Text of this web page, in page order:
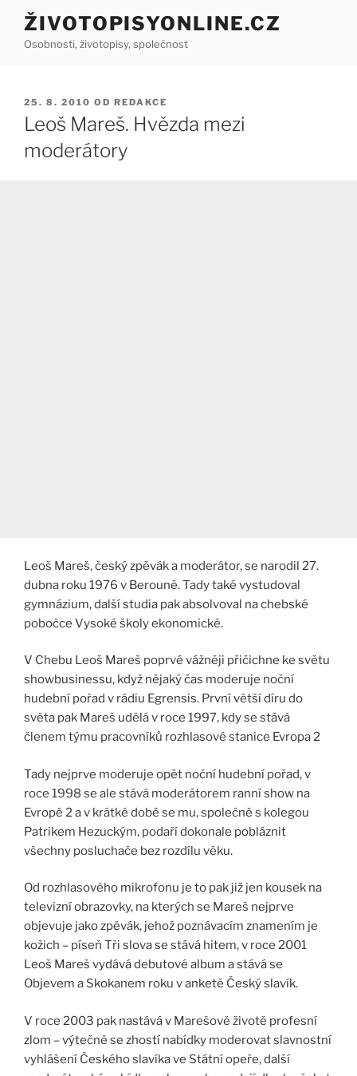
Přejít
obsahu
ŽIVOTOPISYONLINE.CZ
Osobnosti, životopisy, společnost
PUBLIKOVÁNO
25. 8. 2010 OD REDAKCE
Leoš Mareš. Hvězda mezi
moderátory
Leoš Mareš, český zpěvák a moderátor, se narodil 27.
dubna roku 1976 v Berouně. Tady také vystudoval
gymnázium, další studia pak absolvoval na chebské
pobočce Vysoké školy ekonomické.
V Chebu Leoš Mareš poprvé vážněji přičichne ke světu
showbusinessu, když nějaký čas moderuje noční
hudební pořad v rádiu Egrensis. První větší díru do
světa pak Mareš udělá v roce 1997, kdy se stává
členem týmu pracovníků rozhlasové stanice Evropa 2
Tady nejprve moderuje opět noční hudební pořad, v
roce 1998 se ale stává moderátorem ranní show na
Evropě 2 a v krátké době se mu, společně s kolegou
Patrikem Hezuckým, podaří dokonale pobláznit
všechny posluchače bez rozdílu věku.
Od rozhlasového mikrofonu je to pak již jen kousek na
televizní obrazovky, na kterých se Mareš nejprve
objevuje jako zpěvák, jehož poznávacím znamením je
kožich – píseň Tři slova se stává hitem, v roce 2001
Leoš Mareš vydává debutové album a stává se
Objevem a Skokanem roku v anketě Český slavík.
V roce 2003 pak nastává v Marešově životě profesní
zlom – výtečně se zhostí nabídky moderovat slavnostní
vyhlášení Českého slavíka ve Státní opeře, další